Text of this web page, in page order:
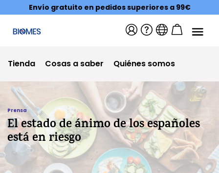
Envío gratuito en pedidos superiores a 99€
Tienda Cosas a saber Quiénes somos
Prensa
El estado de ánimo de los españoles
está en riesgo